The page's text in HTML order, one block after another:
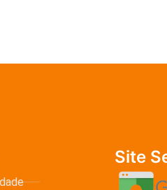
Site